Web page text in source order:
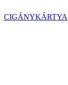
CIGÁNYKÁRTYA